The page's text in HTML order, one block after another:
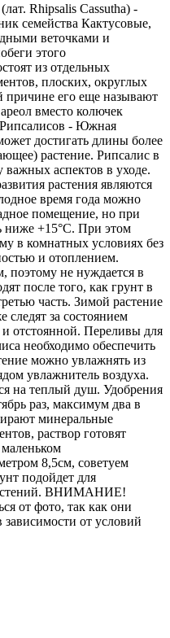
Rhipsalis Cassutha) -
семейства Кактусовые,
веточками и
этого
из отдельных
плоских, округлых
причине его еще называют
вместо колючек
- Южная
достигать длины более
растение. Рипсалис в
важных аспектов в уходе.
растения являются
время года можно
помещение, но при
ниже +15°С. При этом
в комнатных условиях без
и отоплением.
поэтому не нуждается в
после того, как грунт в
часть. Зимой растение
за состоянием
отстоянной. Переливы для
необходимо обеспечить
можно увлажнять из
увлажнитель воздуха.
на теплый душ. Удобрения
раз, максимум два в
минеральные
раствор готовят
8,5см, советуем
подойдет для
ВНИМАНИЕ!
от фото, так как они
зависимости от условий